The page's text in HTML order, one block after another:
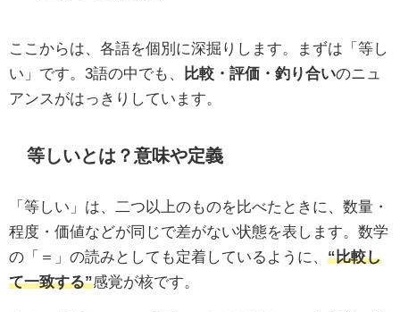
ここからは、各語を個別に深掘りします。まずは「等し
い」です。3語の中でも、
比較・評価・釣り合いのニュ
アンスがはっきりしています。
等しいとは？意味や定義
「等しい」は、二つ以上のものを比べたときに、数量・
程度・価値などが同じで差がない状態を表します。数学
の「＝」の読みとしても定着しているように、 “比較し
て一致する”感覚が核です。